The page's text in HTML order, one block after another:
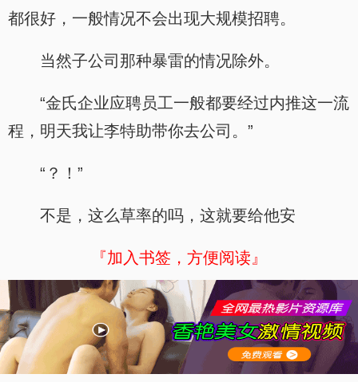
都很好，一般情况不会出现大规模招聘。
当然子公司那种暴雷的情况除外。
“金氏企业应聘员工一般都要经过内推这一流
程，明天我让李特助带你去公司。”
“？！”
不是，这么草率的吗，这就要给他安
『加入书签，方便阅读』